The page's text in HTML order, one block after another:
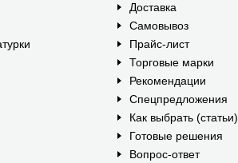
Доставка
Самовывоз
Прайс-лист
Торговые марки
Рекомендации
Спецпредложения
Как выбрать (статьи)
Готовые решения
Вопрос-ответ